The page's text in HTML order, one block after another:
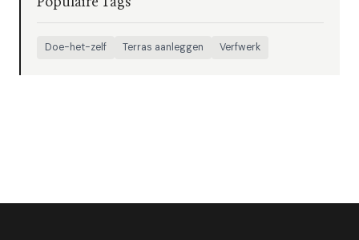
Doe-het-zelf Terras aanleggen Verfwerk